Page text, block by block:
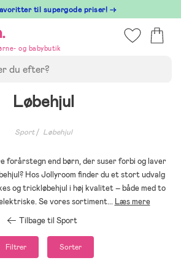
til supergode priser! →
og babybutik
Løbehjul
Sport Løbehjul
forårstegn end børn, der suser forbi og laver
Hos Jollyroom finder du et stort udvalg
og trickløbehjul i høj kvalitet – både med to
Se vores sortiment... Læs mere
Tilbage til Sport
Filtrer Sorter